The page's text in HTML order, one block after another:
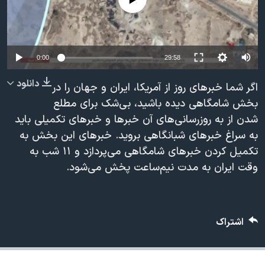
فرهنگ و زندگی
حقوق شهروندی
اقتصادی
اسرائیل در جنگ
گالری عکس
آرشیو پخش زنده
مستندها
انتخابات ریاست جمهوری آمریکا ۲۰۲۴
حمله جمهوری اسلامی به اسرائیل
ورزش زنان در ایران
اعتراضات زن، زندگی، آزادی
مجموعه مستندهای دادخواهی
تریبونال مردمی آبان ۹۸
قانون شفافیت دارائی کادر رهبری ایران
اعتراضات مردمی آبان ۹۸
دنبال کنید
زبانهای مختلف
0:00 29:58
دانلود
اگر شما خبرهای روز از آمریکا، ایران و جهان را در
بخش شامگاهی دیده باشید، بی‌شک برای مطلع
شدن از به روزرسانی‌های آن خبرها و خبرهای تکمیلی باید
به سراغ خبرهای شبانگاهی بروید. خبرهای این بخش به
تکمیل کردن خبرهای شامگاهی می‌پردازد و ۱۱ شب به
وقت ایران به مدت نیم‌ساعت پخش می‌شود.
اشتراک